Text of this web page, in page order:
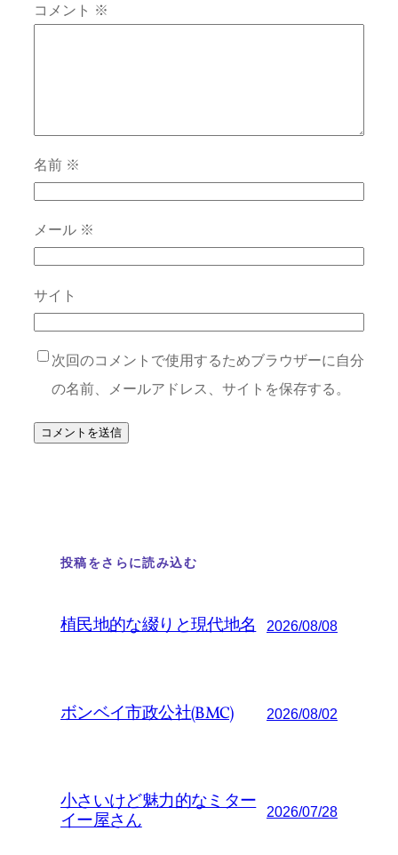
コメント ※
名前 ※
メール ※
サイト
次回のコメントで使用するためブラウザーに自分
の名前、メールアドレス、サイトを保存する。
投稿をさらに読み込む
植民地的な綴りと現代地名 2026/08/08
ボンベイ市政公社(BMC) 2026/08/02
小さいけど魅力的なミター
イー屋さん
2026/07/28